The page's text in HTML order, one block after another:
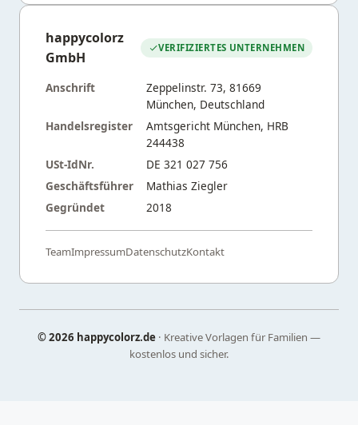
happycolorz
GmbH
VERIFIZIERTES UNTERNEHMEN
Anschrift
Zeppelinstr. 73, 81669
München, Deutschland
Handelsregister
Amtsgericht München, HRB
244438
USt-IdNr.
DE 321 027 756
Geschäftsführer
Mathias Ziegler
Gegründet
2018
TeamImpressumDatenschutzKontakt
©2026 happycolorz.de · Kreative Vorlagen für Familien —
kostenlos und sicher.